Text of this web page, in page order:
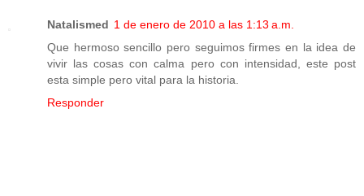
Natalismed 1 de enero de 2010 a las 1:13 a.m.
Que hermoso sencillo pero seguimos firmes en la idea de
vivir las cosas con calma pero con intensidad, este post
esta simple pero vital para la historia.
Responder